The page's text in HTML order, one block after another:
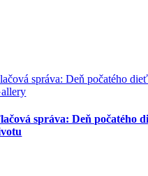
správa: Deň počatého
správa: Deň počatého